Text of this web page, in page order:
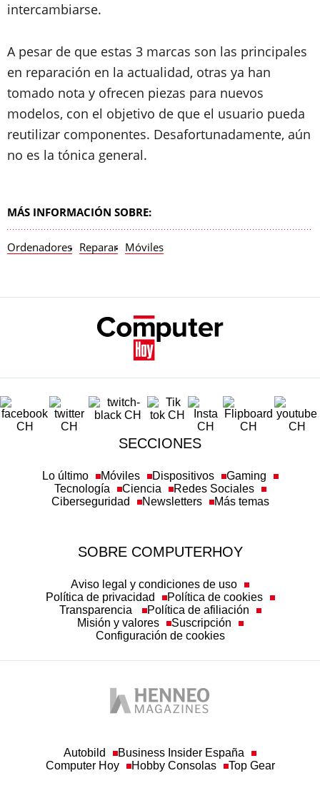
intercambiarse.
A pesar de que estas 3 marcas son las principales
en reparación en la actualidad, otras ya han
tomado nota y ofrecen piezas para nuevos
modelos, con el objetivo de que el usuario pueda
reutilizar componentes. Desafortunadamente, aún
no es la tónica general.
MÁS INFORMACIÓN SOBRE:
Ordenadores Reparar Móviles
SECCIONES
Lo último Móviles Dispositivos
Gaming
Tecnología
Ciencia
Redes Sociales
Ciberseguridad
Newsletters Más temas
SOBRE COMPUTERHOY
Aviso legal y condiciones de uso
Política de privacidad
Política de cookies
Transparencia
Política de afiliación
Misión y valores
Suscripción
Configuración de cookies
Autobild
Business Insider España
Computer Hoy
Hobby Consolas Top Gear